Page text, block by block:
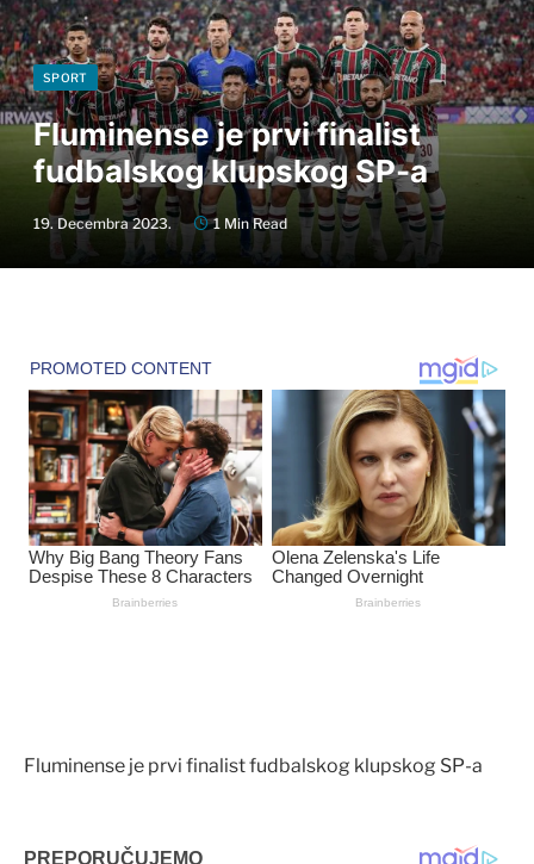
SPORT
Fluminense je prvi finalist
fudbalskog klupskog SP-a
19. Decembra 2023. 1 Min Read
Fluminense je prvi finalist fudbalskog klupskog SP-a